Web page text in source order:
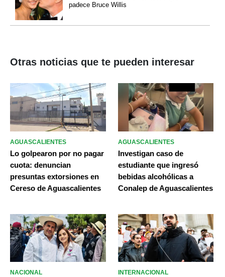
padece Bruce Willis
Otras noticias que te pueden interesar
AGUASCALIENTES
Lo golpearon por no pagar
cuota: denuncian
presuntas extorsiones en
Cereso de Aguascalientes
AGUASCALIENTES
Investigan caso de
estudiante que ingresó
bebidas alcohólicas a
Conalep de Aguascalientes
NACIONAL INTERNACIONAL